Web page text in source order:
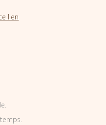
lien